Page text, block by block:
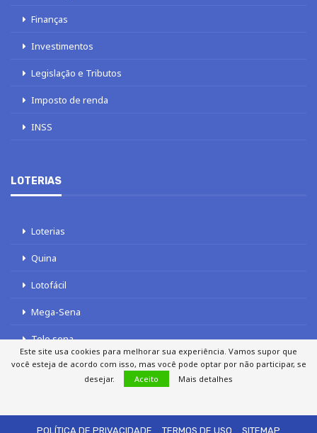
Finanças
Investimentos
Legislação e Tributos
Imposto de renda
INSS
LOTERIAS
Loterias
Quina
Lotofácil
Mega-Sena
Tele sena
POLÍTICA DE PRIVACIDADE
TERMOS DE USO SITEMAP
Este site usa cookies para melhorar sua experiência. Vamos supor que
você esteja de acordo com isso, mas você pode optar por não participar, se
desejar.
Aceito Mais detalhes